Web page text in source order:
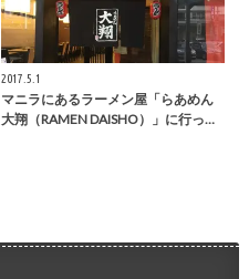
2017.5.1
マニラにあるラーメン屋「らあめん
大翔（RAMEN DAISHO）」に行っ…